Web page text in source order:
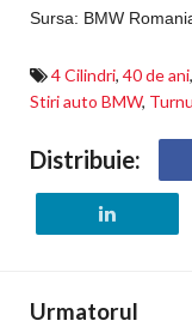
Sursa: BMW
4 Cilindri, 40 de ani,
Stiri auto BMW,
Distribuie:
Urmatorul